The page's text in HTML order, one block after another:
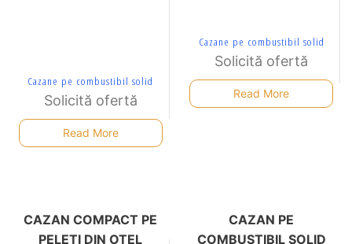
Cazane pe combustibil solid
Solicită ofertă
Read More
Cazane pe combustibil solid
Solicită ofertă
Read More
CAZAN COMPACT PE
PELETI DIN OTEL
CAZAN PE
COMBUSTIBIL SOLID